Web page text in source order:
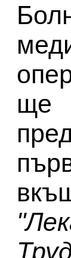
ще